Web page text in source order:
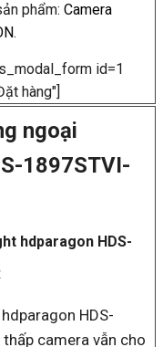
phẩm: Camera
.
id=1
hàng"]
ngoại
1897STVI-
hdparagon HDS-
HDS-
camera vẫn cho